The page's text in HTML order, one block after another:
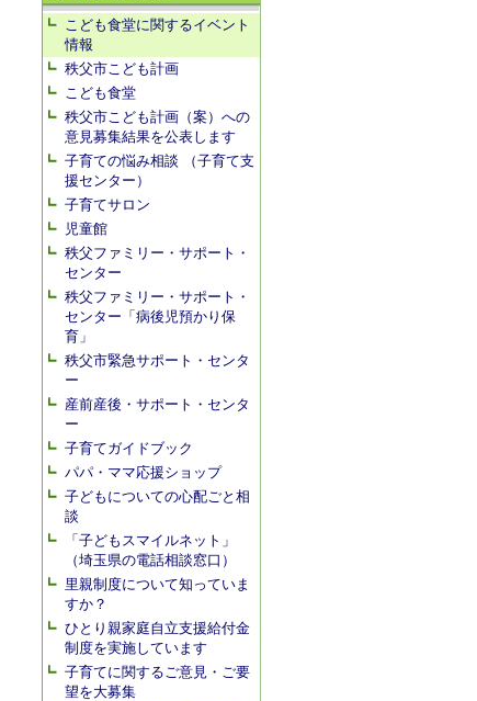
こども食堂に関するイベント
情報
秩父市こども計画
こども食堂
秩父市こども計画（案）への
意見募集結果を公表します
子育ての悩み相談 （子育て支
援センター）
子育てサロン
児童館
秩父ファミリー・サポート・
センター
秩父ファミリー・サポート・
センター「病後児預かり保
育」
秩父市緊急サポート・センタ
ー
産前産後・サポート・センタ
ー
子育てガイドブック
パパ・ママ応援ショップ
子どもについての心配ごと相
談
「子どもスマイルネット」
（埼玉県の電話相談窓口）
里親制度について知っていま
すか？
ひとり親家庭自立支援給付金
制度を実施しています
子育てに関するご意見・ご要
望を大募集